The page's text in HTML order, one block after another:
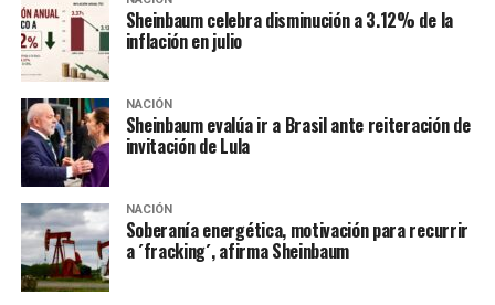
desapareció Edith pese a tener la dirección; separan a
tres funcionarios
NO TE PIERDAS
Promete Brugada que no habrá impunidad en el Caso
Edith
Sheinbaum celebra disminución a 3.12% de la
inflación en julio
NACIÓN
Sheinbaum evalúa ir a Brasil ante reiteración de
invitación de Lula
NACIÓN
Soberanía energética, motivación para recurrir
a ´fracking´, afirma Sheinbaum